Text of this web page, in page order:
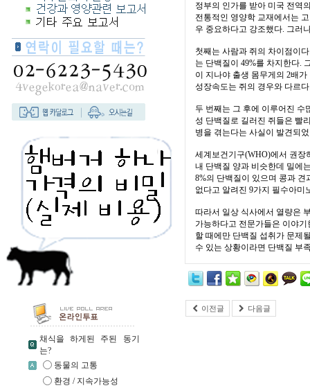
채식을 하게된 주된 동기
는?
동물의 고통
환경 / 지속가능성
정부의 인가를 받아 미국 전역
전통적인 영양학 교재에서는
우 중요하다고 강조했다. 그러
첫째는 사람과 쥐의 차이점이
는 단백질이 49%를 차지한다.
이 지나야 출생 몸무게의 2배
성장속도는 쥐의 경우와 다르
두 번째는 그 후에 이루어진 수
성 단백질로 길러진 쥐들은 빨
병을 겪는다는 사실이 발견되
세계보건기구(WHO)에서 권장
내 단백질 양과 비슷한데 밀에
8%의 단백질이 있으며 콩과 견
없다고 알려진 9가지 필수아미
따라서 일상 식사에서 열량은
가능하다고 전문가들은 이야
할 때에만 단백질 섭취가 문제
수 있는 상황이라면 단백질 부
이전글 다음글